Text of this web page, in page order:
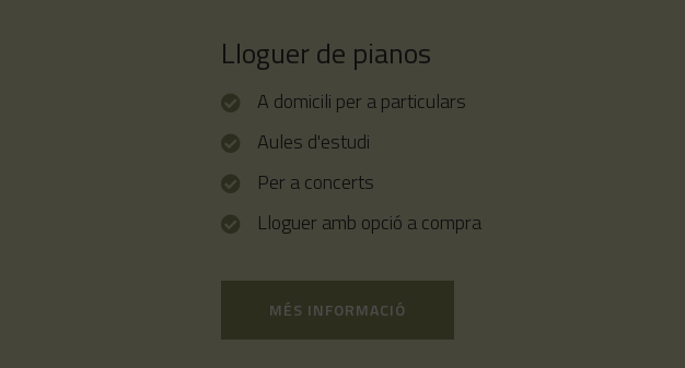
Lloguer de pianos
A domicili per a particulars
Aules d'estudi
Per a concerts
Lloguer amb opció a compra
MÉS INFORMACIÓ